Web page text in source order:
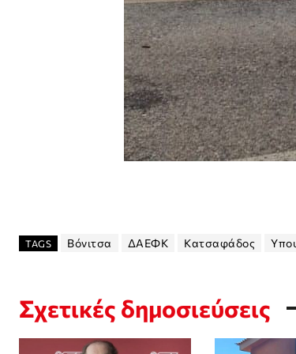
TAGS Βόνιτσα ΔΑΕΦΚ Κατσαφάδος
Σχετικές δημοσιεύσεις